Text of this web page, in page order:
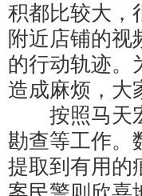
积都比较大，
附近店铺的视
的行动轨迹。
造成麻烦，大
按照马天宏
勘查等工作。
提取到有用的